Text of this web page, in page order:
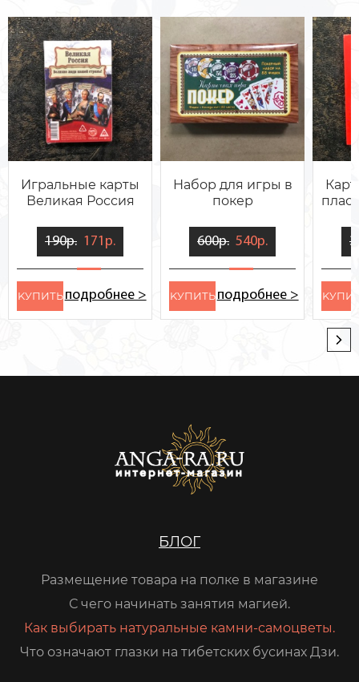
Игральные карты
Великая Россия
190р. 171р.
KУПИТЬ подробнее >
Набор для игры в
покер
600р. 540р.
KУПИТЬ подробнее >
БЛОГ
Размещение товара на полке в магазине
С чего начинать занятия магией.
Как выбирать натуральные камни-самоцветы.
Что означают глазки на тибетских бусинах Дзи.